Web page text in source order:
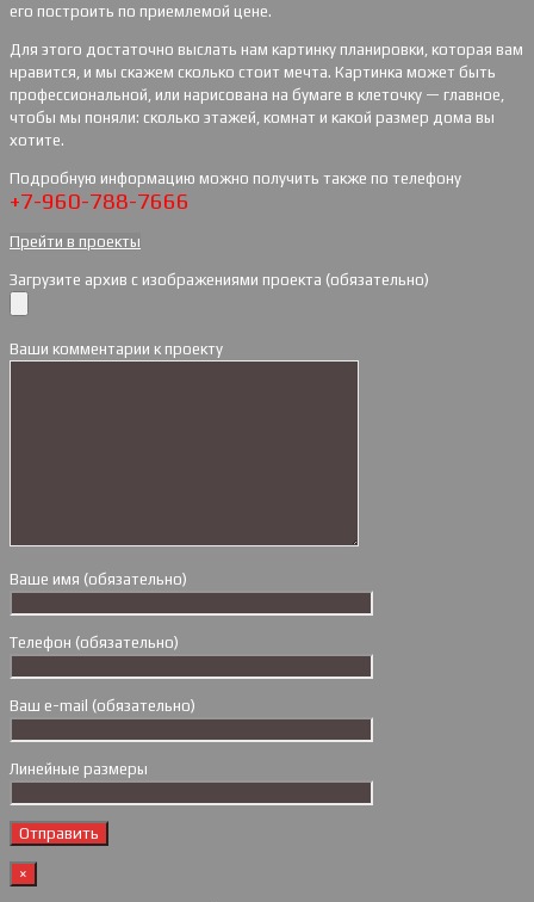
его построить по приемлемой цене.
Для этого достаточно выслать нам картинку планировки, которая вам
нравится, и мы скажем сколько стоит мечта. Картинка может быть
профессиональной, или нарисована на бумаге в клеточку — главное,
чтобы мы поняли: сколько этажей, комнат и какой размер дома вы
хотите.
Подробную информацию можно получить также по телефону
+7-960-788-7666
Прейти в проекты
Загрузите архив с изображениями проекта (обязательно)
Ваши комментарии к проекту
Ваше имя (обязательно)
Телефон (обязательно)
Ваш e-mail (обязательно)
Линейные размеры
×